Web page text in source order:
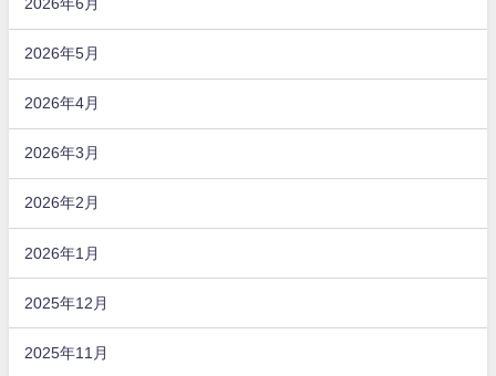
2026年6月
2026年5月
2026年4月
2026年3月
2026年2月
2026年1月
2025年12月
2025年11月